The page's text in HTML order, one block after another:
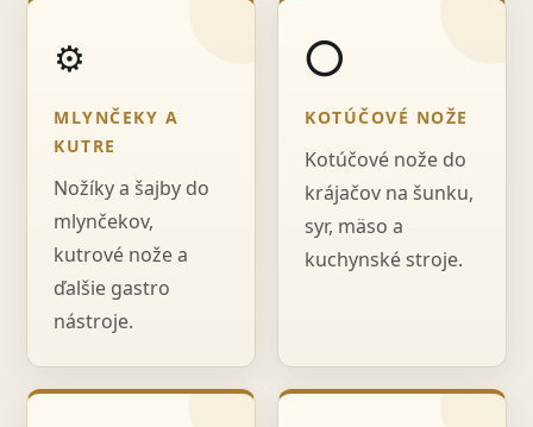
⚙️
MLYNČEKY A
KUTRE
Nožíky a šajby do
mlynčekov,
kutrové nože a
ďalšie gastro
nástroje.
⭕
KOTÚČOVÉ NOŽE
Kotúčové nože do
krájačov na šunku,
syr, mäso a
kuchynské stroje.